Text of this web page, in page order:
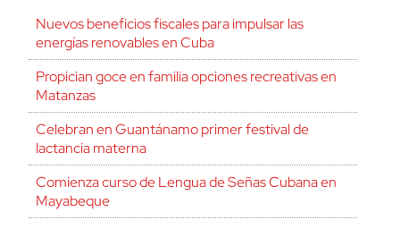
Nuevos beneficios fiscales para impulsar las
energías renovables en Cuba
Propician goce en familia opciones recreativas en
Matanzas
Celebran en Guantánamo primer festival de
lactancia materna
Comienza curso de Lengua de Señas Cubana en
Mayabeque